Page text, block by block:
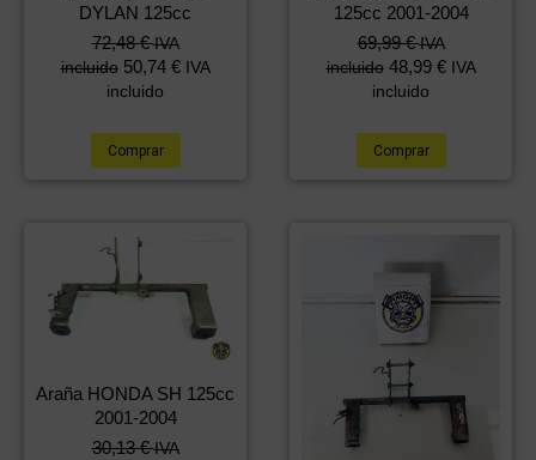
DYLAN 125cc
72,48€ IVA
incluido 50,74 € IVA
incluido
Comprar
125cc 2001-2004
69,99€ IVA
incluido 48,99 € IVA
incluido
Comprar
Araña HONDA SH 125cc
2001-2004
30,13€ IVA